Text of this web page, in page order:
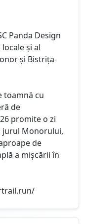
Panda Design
și al
și Bistrița-
toamnă cu
de
promite o zi
jurul Monorului,
de
a mișcării în